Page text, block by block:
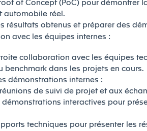
of Concept (PoC) pour démontrer
automobile réel.
résultats obtenus et préparer des
avec les équipes internes :
collaboration avec les équipes
benchmark dans les projets en cours.
démonstrations internes :
de suivi de projet et aux
interactives pour
techniques pour présenter les